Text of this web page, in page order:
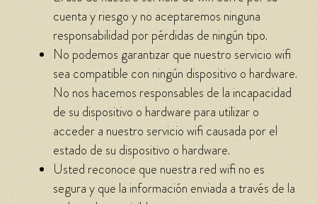
cuenta y riesgo y no aceptaremos ninguna
responsabilidad por pérdidas de ningún tipo.
No podemos garantizar que nuestro servicio wifi
sea compatible con ningún dispositivo o hardware.
No nos hacemos responsables de la incapacidad
de su dispositivo o hardware para utilizar o
acceder a nuestro servicio wifi causada por el
estado de su dispositivo o hardware.
Usted reconoce que nuestra red wifi no es
segura y que la información enviada a través de la